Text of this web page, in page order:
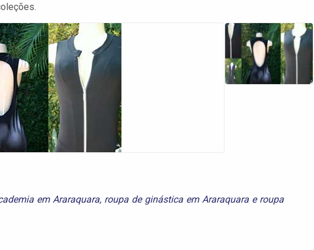
em Araraquara, roupa de ginástica em Araraquara e roupa